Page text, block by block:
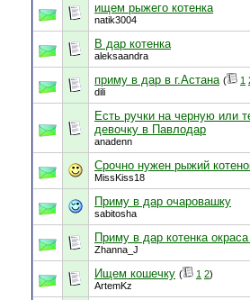
ищем рыжего котенка
natik3004
В дар котенка
aleksaandra
приму в дар в г.Астана ( 1
dili
Есть ручки на черную или
девочку в Павлодар
anadenn
Срочно нужен рыжий
MissKiss18
Приму в дар очаровашку
sabitosha
Приму в дар котенка
Zhanna_J
Ищем кошечку ( 1 2)
ArtemKz